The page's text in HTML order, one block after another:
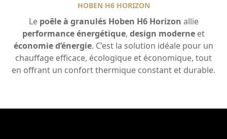
HOBEN H6 HORIZON
Le poêle à granulés Hoben H6 Horizon allie
performance énergétique, design moderne et
économie d’énergie. C’est la solution idéale pour un
chauffage efficace, écologique et économique, tout
en offrant un confort thermique constant et durable.